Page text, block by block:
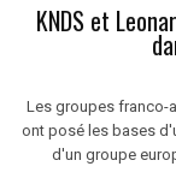
KNDS et
Les groupes franco-
ont posé les bases
d'un groupe